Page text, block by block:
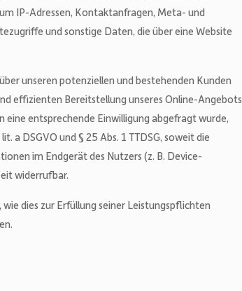
IP-Adressen, Kontaktanfragen, Meta- und
und sonstige Daten, die über eine Website
unseren potenziellen und bestehenden Kunden
effizienten Bereitstellung unseres Online-Angebots
eine entsprechende Einwilligung abgefragt wurde,
a DSGVO und § 25 Abs. 1 TTDSG, soweit die
im Endgerät des Nutzers (z. B. Device-
widerrufbar.
dies zur Erfüllung seiner Leistungspflichten